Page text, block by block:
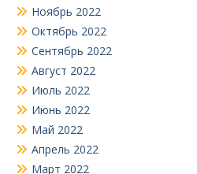
Ноябрь 2022
Октябрь 2022
Сентябрь 2022
Август 2022
Июль 2022
Июнь 2022
Май 2022
Апрель 2022
Март 2022